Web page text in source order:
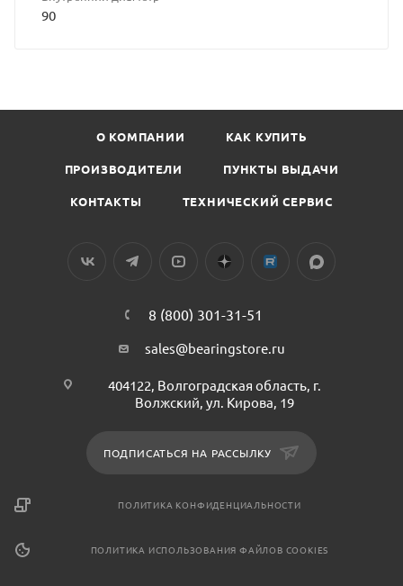
90
О КОМПАНИИ КАК КУПИТЬ
ПРОИЗВОДИТЕЛИ ПУНКТЫ ВЫДАЧИ
КОНТАКТЫ ТЕХНИЧЕСКИЙ СЕРВИС
8 (800) 301-31-51
sales@bearingstore.ru
404122, Волгоградская область, г.
Волжский, ул. Кирова, 19
ПОДПИСАТЬСЯ НА РАССЫЛКУ
ПОЛИТИКА КОНФИДЕНЦИАЛЬНОСТИ
ПОЛИТИКА ИСПОЛЬЗОВАНИЯ ФАЙЛОВ COOKIES